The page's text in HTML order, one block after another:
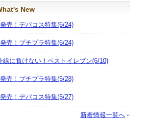
New
売！デパコス特集(6/24)
売！プチプラ特集(6/24)
線に負けない！ベストイレブン(6/10)
売！プチプラ特集(5/28)
売！デパコス特集(5/27)
新着情報一覧へ